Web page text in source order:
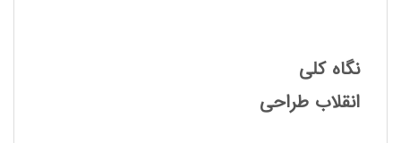
نگاه کلی
انقلاب طراحی